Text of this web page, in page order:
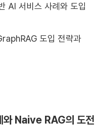
AI 서비스 사례와 도입
도입 전략과
와 Naive RAG의 도전